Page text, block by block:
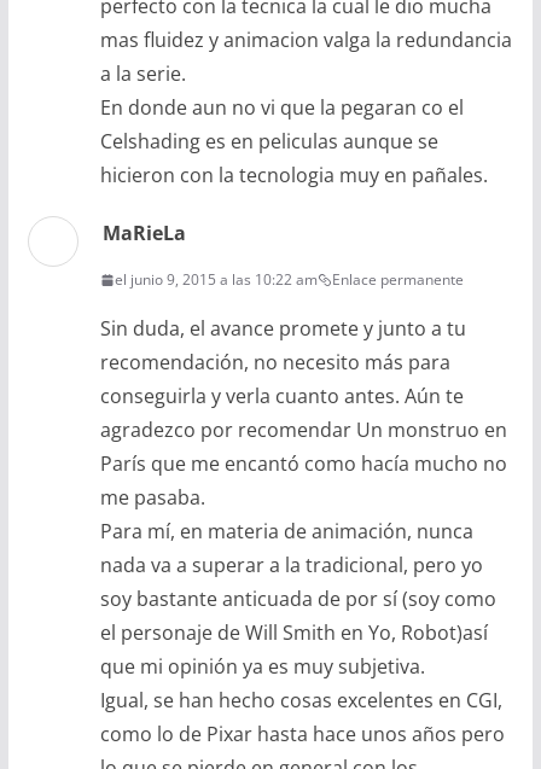
perfecto con la tecnica la cual le dio mucha
mas fluidez y animacion valga la redundancia
a la serie.
En donde aun no vi que la pegaran co el
Celshading es en peliculas aunque se
hicieron con la tecnologia muy en pañales.
MaRieLa
el junio 9, 2015 a las 10:22 am Enlace permanente
Sin duda, el avance promete y junto a tu
recomendación, no necesito más para
conseguirla y verla cuanto antes. Aún te
agradezco por recomendar Un monstruo en
París que me encantó como hacía mucho no
me pasaba.
Para mí, en materia de animación, nunca
nada va a superar a la tradicional, pero yo
soy bastante anticuada de por sí (soy como
el personaje de Will Smith en Yo, Robot)así
que mi opinión ya es muy subjetiva.
Igual, se han hecho cosas excelentes en CGI,
como lo de Pixar hasta hace unos años pero